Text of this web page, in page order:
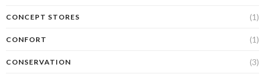
CONCEPT STORES (1)
CONFORT (1)
CONSERVATION (3)